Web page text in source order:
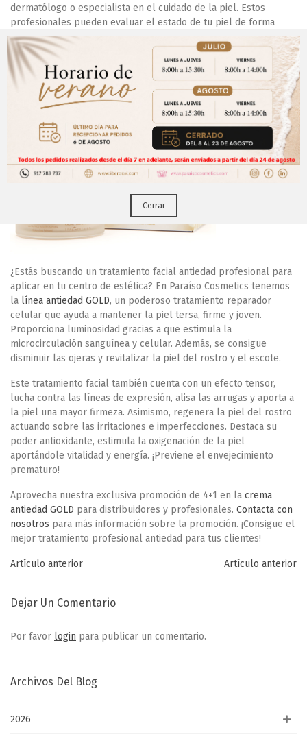
Archivos Del Blog
2026
dermatólogo o especialista en el cuidado de la piel. Estos
profesionales pueden evaluar el estado de tu piel de forma
individualizada y recomendar el enfoque más adecuado según
tus necesidades específicas.
Tratamiento antiedad GOLD
de Paraíso Cosmetics
¿Estás buscando un tratamiento facial antiedad profesional para
aplicar en tu centro de estética? En Paraíso Cosmetics tenemos
la línea antiedad GOLD, un poderoso tratamiento reparador
celular que ayuda a mantener la piel tersa, firme y joven.
Proporciona luminosidad gracias a que estimula la
microcirculación sanguínea y celular. Además, se consigue
disminuir las ojeras y revitalizar la piel del rostro y el escote.
Este tratamiento facial también cuenta con un efecto tensor,
lucha contra las líneas de expresión, alisa las arrugas y aporta a
la piel una mayor firmeza. Asimismo, regenera la piel del rostro
actuando sobre las irritaciones e imperfecciones. Destaca su
poder antioxidante, estimula la oxigenación de la piel
aportándole vitalidad y energía. ¡Previene el envejecimiento
prematuro!
Aprovecha nuestra exclusiva promoción de 4+1 en la crema
antiedad GOLD para distribuidores y profesionales. Contacta con
nosotros para más información sobre la promoción. ¡Consigue el
mejor tratamiento profesional antiedad para tus clientes!
Artículo anterior Artículo anterior
Dejar Un Comentario
Por favor login para publicar un comentario.
Aviso Importante
¡Regístrate para acceder a los precios y realizar
tus pedidos online.!
Puedes hacerlo desdeAqui!
CERRAR
Cerrar